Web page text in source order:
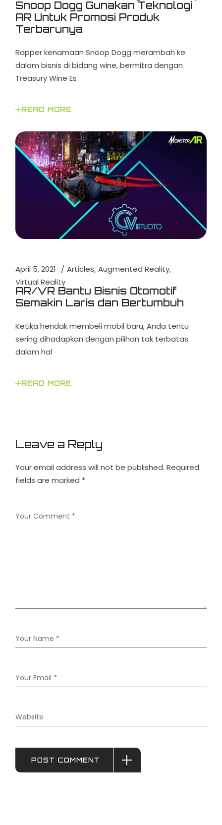
Snoop Dogg Gunakan Teknologi
AR Untuk Promosi Produk
Terbarunya
Rapper kenamaan Snoop Dogg merambah ke
dalam bisnis di bidang wine, bermitra dengan
Treasury Wine Es
READ MORE
April 5, 2021 Articles Augmented Reality
Virtual Reality
AR/VR Bantu Bisnis Otomotif
Semakin Laris dan Bertumbuh
Ketika hendak membeli mobil baru, Anda tentu
sering dihadapkan dengan pilihan tak terbatas
dalam hal
READ MORE
Leave a Reply
Your email address will not be published. Required
fields are marked *
POST COMMENT